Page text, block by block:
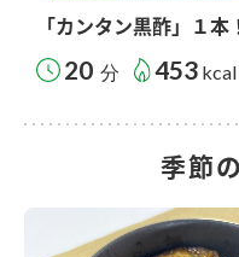
「カンタン黒酢」１
20 分 453 kcal
季節